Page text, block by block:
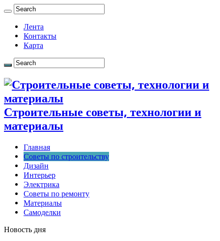
Лента
Контакты
Карта
Строительные советы, технологии и
материалы
Главная
Советы по строительству
Дизайн
Интерьер
Электрика
Советы по ремонту
Материалы
Самоделки
Новость дня